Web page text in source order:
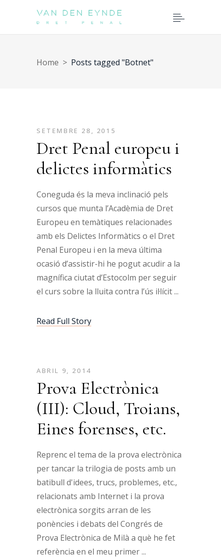
Home > Posts tagged "Botnet"
SETEMBRE 28, 2015
Dret Penal europeu i
delictes informàtics
Coneguda és la meva inclinació pels
cursos que munta l’Acadèmia de Dret
Europeu en temàtiques relacionades
amb els Delictes Informàtics o el Dret
Penal Europeu i en la meva última
ocasió d’assistir-hi he pogut acudir a la
magnífica ciutat d’Estocolm per seguir
el curs sobre la lluita contra l’ús il·lícit
Read Full Story
ABRIL 9, 2014
Prova Electrònica
(III): Cloud, Troians,
Eines forenses, etc.
Reprenc el tema de la prova electrònica
per tancar la trilogia de posts amb un
batibull d'idees, trucs, problemes, etc.,
relacionats amb Internet i la prova
electrònica sorgits arran de les
ponències i debats del Congrés de
Prova Electrònica de Milà a què he fet
referència en el meu primer